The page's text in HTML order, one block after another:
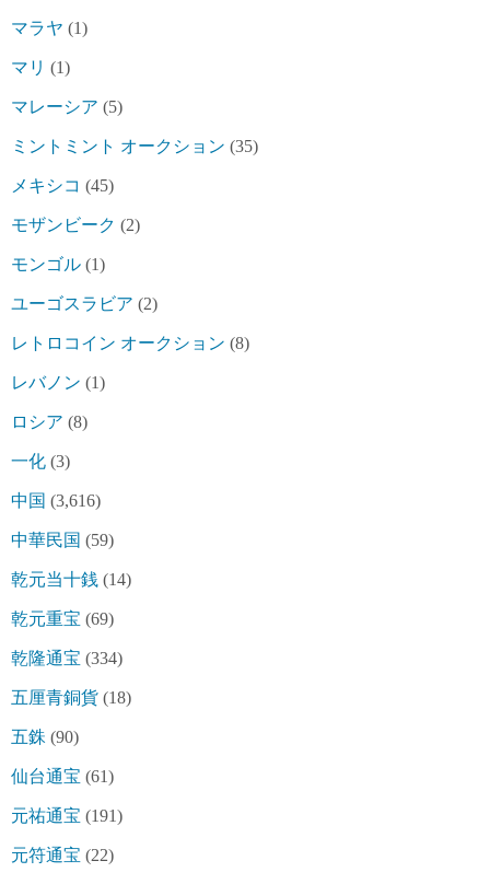
マラヤ (1)
マリ (1)
マレーシア (5)
ミントミント オークション (35)
メキシコ (45)
モザンビーク (2)
モンゴル (1)
ユーゴスラビア (2)
レトロコイン オークション (8)
レバノン (1)
ロシア (8)
一化 (3)
中国 (3,616)
中華民国 (59)
乾元当十銭 (14)
乾元重宝 (69)
乾隆通宝 (334)
五厘青銅貨 (18)
五銖 (90)
仙台通宝 (61)
元祐通宝 (191)
元符通宝 (22)